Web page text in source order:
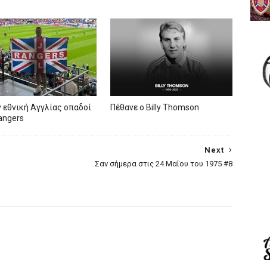
εθνική Αγγλίας οπαδοί
Πέθανε ο Billy Thomson
Next
Σαν σήμερα στις 24 Μαΐου του 1975 #8